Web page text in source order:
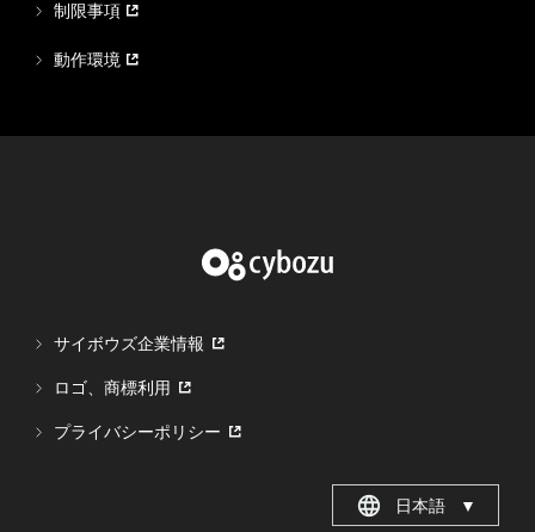
制限事項
動作環境
サイボウズ企業情報
ロゴ、商標利用
プライバシーポリシー
日本語 ▼